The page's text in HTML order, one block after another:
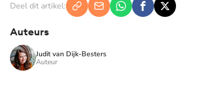
Deel dit artikel:
Auteurs
Judit van Dijk-Besters
Auteur